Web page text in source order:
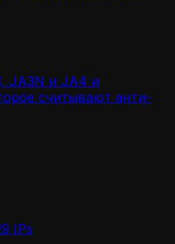
JA3N и JA4 и
считывают анти-
IPs